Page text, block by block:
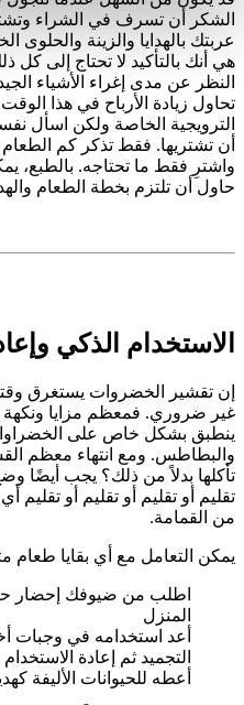
الشكر أن تسرف في الشراء
عربتك بالهدايا والزينة والحلوى
هي أنك بالتأكيد لا تحتاج إلى
النظر عن مدى إغراء الأشياء
تحاول زيادة الأرباح في هذا
الترويجية الخاصة ولكن اسأل
أن تشتريها. فقط تذكر كم الطعام
واشترِ فقط ما تحتاجه. بالطبع،
حاول أن تلتزم بخطة الطعام
الاستخدام الذكي
إن تقشير الخضروات يستغرق
غير ضروري. فمعظم مزايا
ينطبق بشكل خاص على
والبطاطس. ومع انتهاء معظم
تأكلها بدلاً من ذلك؟ يجب أيضًا
تقليم أو تقليم أو تقليم أو
من القمامة.
يمكن التعامل مع أي بقايا طعام
اطلب من ضيوفك إحضار
المنزل
أعد استخدامه في وجبات
التجميد ثم إعادة
أعطه للحيوانات الأليفة